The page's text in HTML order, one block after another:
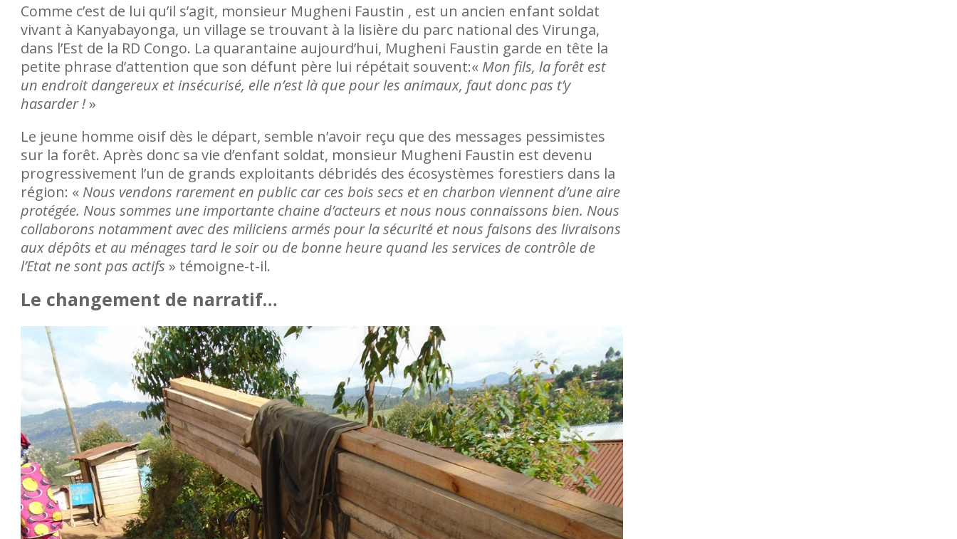
Comme c’est de lui qu’il s’agit, monsieur Mugheni Faustin , est un ancien enfant soldat
vivant à Kanyabayonga, un village se trouvant à la lisière du parc national des Virunga,
dans l’Est de la RD Congo. La quarantaine aujourd’hui, Mugheni Faustin garde en tête la
petite phrase d’attention que son défunt père lui répétait souvent:« Mon fils, la forêt est
un endroit dangereux et insécurisé, elle n’est là que pour les animaux, faut donc pas t’y
hasarder !»
Le jeune homme oisif dès le départ, semble n’avoir reçu que des messages pessimistes
sur la forêt. Après donc sa vie d’enfant soldat, monsieur Mugheni Faustin est devenu
progressivement l’un de grands exploitants débridés des écosystèmes forestiers dans la
région: « Nous vendons rarement en public car ces bois secs et en charbon viennent d’une aire
protégée. Nous sommes une importante chaine d’acteurs et nous nous connaissons bien. Nous
collaborons notamment avec des miliciens armés pour la sécurité et nous faisons des livraisons
aux dépôts et au ménages tard le soir ou de bonne heure quand les services de contrôle de
l’Etat ne sont pas actifs » témoigne-t-il.
Le changement de narratif…